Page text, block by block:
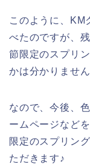
このように、KM
べたのですが、
節限定のスプリ
かは分かりません
なので、今後、
ームページなど
限定のスプリン
ただきます♪